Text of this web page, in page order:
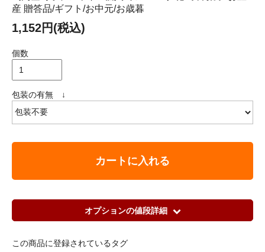
産 贈答品/ギフト/お中元/お歳暮
1,152円(税込)
個数
包装の有無 ↓
カートに入れる
オプションの値段詳細
この商品に登録されているタグ